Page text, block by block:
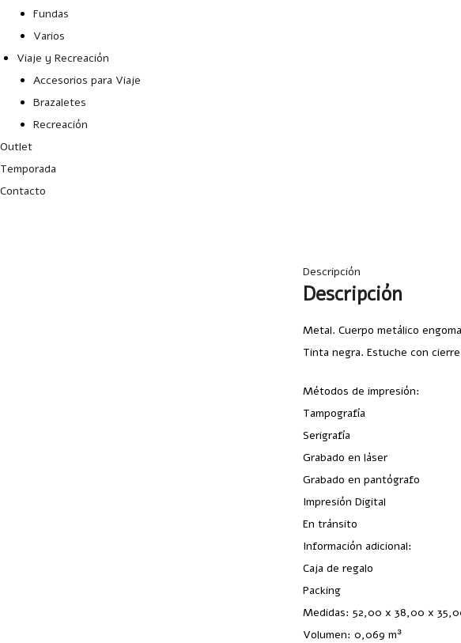
Fundas
Varios
Viaje y Recreación
Accesorios para Viaje
Brazaletes
Recreación
Outlet
Temporada
Contacto
Descripción
Descripción
Metal. Cuerpo metálico
Tinta negra. Estuche con
Métodos de impresión:
Tampografía
Serigrafía
Grabado en láser
Grabado en pantógrafo
Impresión Digital
En tránsito
Información adicional:
Caja de regalo
Packing
Medidas: 52,00 x 38,00 x
Volumen: 0,069 m³